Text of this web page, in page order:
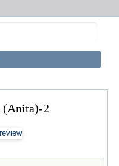
(Anita)-2